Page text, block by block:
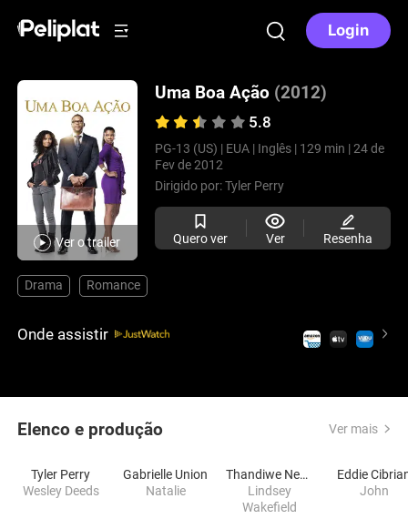
Login
Ver o trailer
Uma Boa Ação (2012)
5.8
PG-13 (US) | EUA | Inglês | 129 min | 24 de
Fev de 2012
Dirigido por:Tyler Perry
Quero ver Ver Resenha
Drama Romance
Onde assistir
Elenco e produção Ver mais
Tyler Perry
Wesley Deeds
Gabrielle Union
Natalie
Thandiwe Newton
Lindsey
Wakefield
Eddie
John